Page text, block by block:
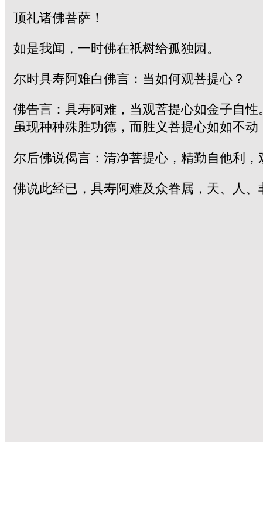
顶礼诸佛菩萨！
如是我闻，一时佛在祇树给孤独园。
尔时具寿阿难白佛言：当如何观菩提心？
佛告言：具寿阿难，当观菩提心如金子自
虽现种种殊胜功德，而胜义菩提心如如不动
尔后佛说偈言：清净菩提心，精勤自他利，
佛说此经已，具寿阿难及众眷属，天、人